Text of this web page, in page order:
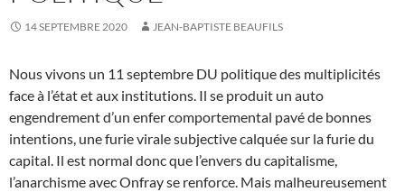
14 SEPTEMBRE 2020 JEAN-BAPTISTE BEAUFILS
Nous vivons un 11 septembre DU politique des multiplicités
face à l’état et aux institutions. Il se produit un auto
engendrement d’un enfer comportemental pavé de bonnes
intentions, une furie virale subjective calquée sur la furie du
capital. Il est normal donc que l’envers du capitalisme,
l’anarchisme avec Onfray se renforce. Mais malheureusement